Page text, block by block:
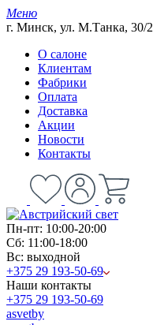
Меню
г. Минск, ул. М.Танка, 30/2
О салоне
Клиентам
Фабрики
Оплата
Доставка
Акции
Новости
Контакты
Пн-пт: 10:00-20:00
Сб: 11:00-18:00
Вс: выходной
+375 29 193-50-69
Наши контакты
+375 29 193-50-69
asvetby